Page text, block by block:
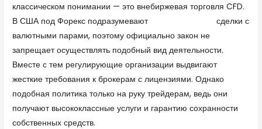
классическом понимании — это внебиржевая торговля CFD.
В США под Форекс подразумевают
сделки с
валютными парами, поэтому официально закон не
запрещает осуществлять подобный вид деятельности.
Вместе с тем регулирующие организации выдвигают
жесткие требования к брокерам с лицензиями. Однако
подобная политика только на руку трейдерам, ведь они
получают высококлассные услуги и гарантию сохранности
собственных средств.